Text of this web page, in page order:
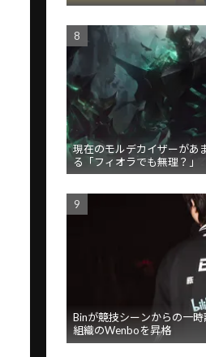
現在のモルデカイザーがあ
る「フィオラでも無理？」
Binが競技シーンからの一
組織のWenboを昇格